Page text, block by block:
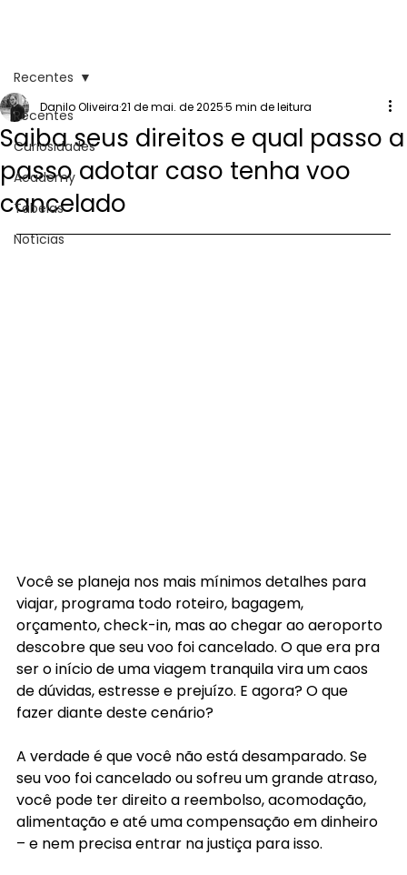
Recentes
Curiosidades
Academy
Tabelas
Notícias
Recentes
Saiba seus direitos e qual passo a
passo adotar caso tenha voo
cancelado
Danilo Oliveira21 de mai. de 20255 min de leitura
Você se planeja nos mais mínimos detalhes para
viajar, programa todo roteiro, bagagem,
orçamento, check-in, mas ao chegar ao aeroporto
descobre que seu voo foi cancelado. O que era pra
ser o início de uma viagem tranquila vira um caos
de dúvidas, estresse e prejuízo. E agora? O que
fazer diante deste cenário?
A verdade é que você não está desamparado. Se
seu voo foi cancelado ou sofreu um grande atraso,
você pode ter direito a reembolso, acomodação,
alimentação e até uma compensação em dinheiro
– e nem precisa entrar na justiça para isso.